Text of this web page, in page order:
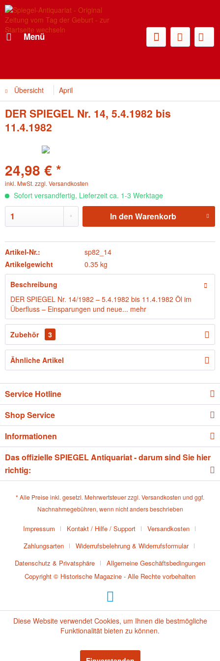
Menü
Übersicht April
DER SPIEGEL Nr. 14, 5.4.1982 bis
11.4.1982
24,98 € *
inkl. MwSt. zzgl. Versandkosten
Sofort versandfertig, Lieferzeit ca. 1-3 Werktage
In den Warenkorb
Artikel-Nr.:
sp82_14
Artikelgewicht
0.35 kg
Beschreibung
DER SPIEGEL Nr. 14/1982 – 5.4.1982 bis 11.4.1982 Öl im
Überfluss – Einsparungen und neue... mehr
Zubehör 3
Ähnliche Artikel
Service Hotline
Shop Service
Informationen
Das offizielle SPIEGEL Antiquariat - darum sind Sie hier
richtig:
* Alle Preise inkl. gesetzl. Mehrwertsteuer zzgl. Versandkosten und ggf.
Nachnahmegebühren, wenn nicht anders beschrieben
Impressum Kontakt / Hilfe / Support
Versandkosten
Zahlungsarten
Widerrufsbelehrung & Widerrufsformular
Datenschutz & Privatsphäre
Allgemeine Geschäftsbedingungen
Copyright © Historische Magazine - Alle Rechte vorbehalten
Diese Website verwendet Cookies, um Ihnen die bestmögliche
Funktionalität bieten zu können.